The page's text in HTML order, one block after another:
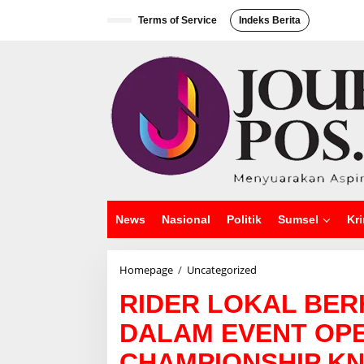
Terms of Service Indeks Berita
News Nasional Politik Sumsel
Homepage / Uncategorized
D
E
R
L
O
RIDER LOKAL
DALAM EVENT